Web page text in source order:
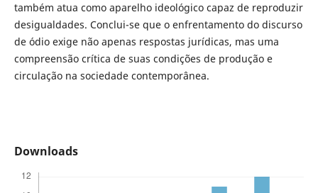
também atua como aparelho ideológico capaz de reproduzir
desigualdades. Conclui-se que o enfrentamento do discurso
de ódio exige não apenas respostas jurídicas, mas uma
compreensão crítica de suas condições de produção e
circulação na sociedade contemporânea.
Downloads